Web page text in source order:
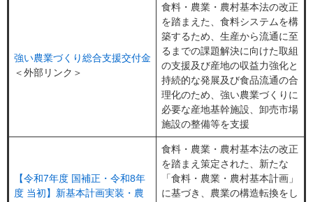
強い農業づくり総合支援交付金
＜外部リンク＞
⾷料・農業・農村基本法の改正
を踏まえた、⾷料システムを構
築するため、⽣産から流通に⾄
るまでの課題解決に向けた取組
の支援及び産地の収益⼒強化と
持続的な発展及び⾷品流通の合
理化のため、強い農業づくりに
必要な産地基幹施設、卸売市場
施設の整備等を支援
【令和7年度 国補正・令和8年
度 当初】新基本計画実装・農
食料・農業・農村基本法の改正
を踏まえ策定された、新たな
「食料・農業・農村基本計画」
に基づき、農業の構造転換をし